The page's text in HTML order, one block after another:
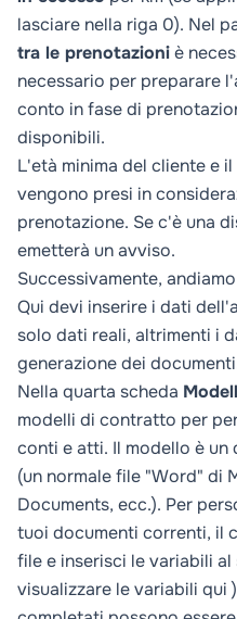
lasciare nella riga 0). Nel
tra le prenotazioniè
necessario per preparare
conto in fase di
disponibili.
L'età minima del cliente e
vengono presi in
prenotazione. Se c'è una
emetterà un avviso.
Successivamente,
Qui devi inserire i dati
solo dati reali, altrimenti i
generazione dei
Nella quarta scheda
modelli di contratto per
conti e atti. Il modello è
(un normale file "Word" di
Documents, ecc.). Per
tuoi documenti correnti, il
file e inserisci le variabili
visualizzare le variabili qui